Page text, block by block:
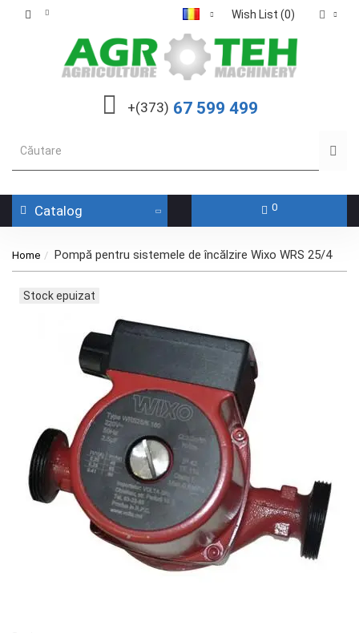
Wish List (0)
+(373) 67 599 499
Catalog 0
Home Pompă pentru sistemele de încălzire Wixo WRS 25/4
Stock epuizat